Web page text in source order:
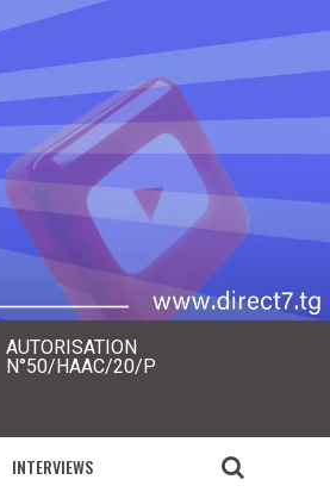
AUTORISATION
N°50/HAAC/20/P
INTERVIEWS